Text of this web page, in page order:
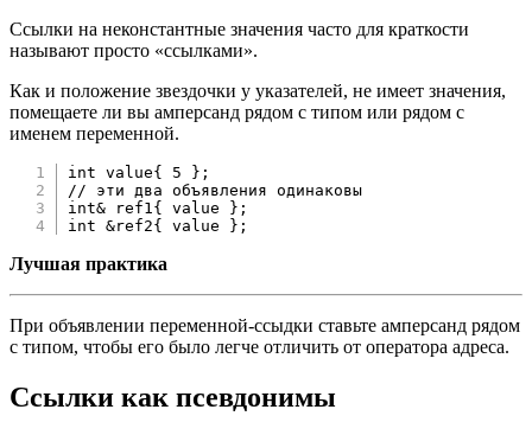
Ссылки на неконстантные значения часто для краткости
называют просто «ссылками».
Как и положение звездочки у указателей, не имеет значения,
помещаете ли вы амперсанд рядом с типом или рядом с
именем переменной.
int value{ 5 } ;
// эти два объявления одинаковы
int& ref1 { value } ;
int
&ref2{ value } ;
Лучшая практика
При объявлении переменной-ссыдки ставьте амперсанд рядом
с типом, чтобы его было легче отличить от оператора адреса.
Ссылки как псевдонимы